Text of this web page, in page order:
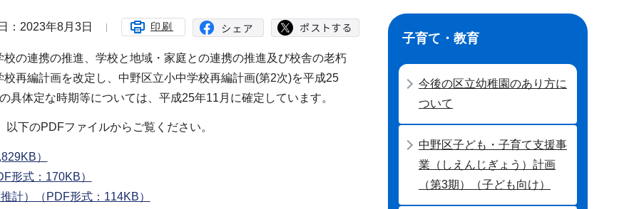
：2023年8月3日 印刷
の連携の推進、学校と地域・家庭との連携の推進及び校舎の老朽
再編計画を改定し、中野区立小中学校再編計画(第2次)を平成25
体定な時期等については、平成25年11月に確定しています。
下のPDFファイルからご覧ください。
）
形式：170KB）
計）（PDF形式：114KB）
子育て・教育
今後の区立幼稚園のあり方に
ついて
中野区子ども・子育て支援事
業（しえんじぎょう）計画
（第3期）（子ども向け）